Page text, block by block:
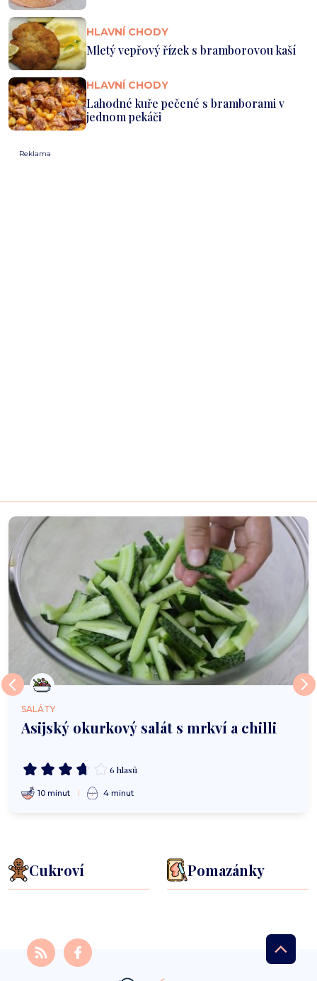
HLAVNÍ CHODY
Mletý vepřový řízek s bramborovou kaší
HLAVNÍ CHODY
Lahodné kuře pečené s bramborami v
jednom pekáči
Reklama
SALÁTY
Asijský okurkový salát s mrkví a chilli
6 hlasů
10 minut 4 minut
Cukroví Pomazánky